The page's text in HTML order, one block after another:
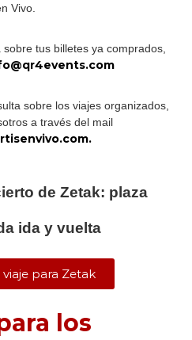
Vivo.
tus billetes ya comprados,
sobre los viajes organizados,
a través del mail
de Zetak: plaza
ida y vuelta
para Zetak
los